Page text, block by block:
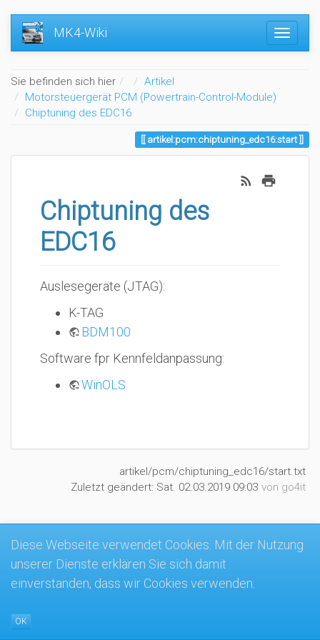
MK4-Wiki
Sie befinden sich hier Home
Artikel
Motorsteuergerät PCM (Powertrain-Control-Module)
Chiptuning des EDC16
artikel:pcm:chiptuning_edc16:start
Chiptuning des
EDC16
Auslesegeräte (JTAG):
K-TAG
BDM100
Software fpr Kennfeldanpassung:
WinOLS
artikel/pcm/chiptuning_edc16/start.txt
Zuletzt geändert: Sat. 02.03.2019 09:03 von go4it
MK4-Wiki
Diese Webseite verwendet Cookies. Mit der Nutzung
unserer Dienste erklären Sie sich damit
einverstanden, dass wir Cookies verwenden.
OK